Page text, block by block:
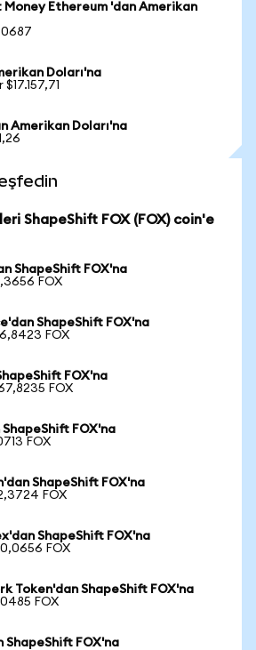
Ethereum 'dan Amerikan
Doları'na
Amerikan Doları'na
ShapeShift FOX (FOX) coin'e
ShapeShift FOX'na
FOX
ShapeShift FOX'na
FOX
FOX'na
FOX
FOX'na
FOX
ShapeShift FOX'na
FOX
ShapeShift FOX'na
FOX
Token'dan ShapeShift FOX'na
FOX
ShapeShift FOX'na